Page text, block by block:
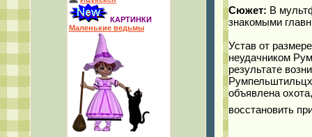
Сюжет: В
знакомыми
Устав от
неудачником
результате
объявлена
восстановить